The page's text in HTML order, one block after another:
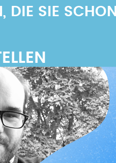
DIE SIE